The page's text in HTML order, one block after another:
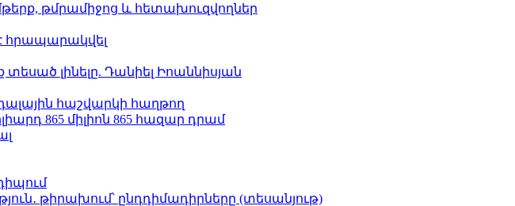
թմրամիջոց և հետախուզվողներ
հրապարակվել
լինելը. Դանիել Իոաննիսյան
հաշվարկի հաղթող
865 միլիոն 865 հազար դրամ
թիրախում՝ ընդդիմադիրները (տեսանյութ)